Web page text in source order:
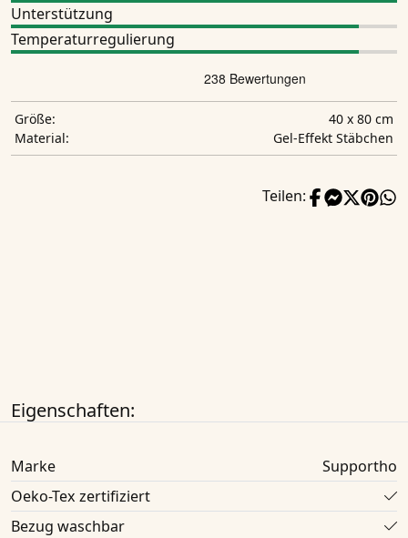
Unterstützung
Temperaturregulierung
Größe:
40 x 80 cm
Material:
Gel-Effekt Stäbchen
Teilen:
Eigenschaften:
Marke
Supportho
Oeko-Tex zertifiziert
Bezug waschbar